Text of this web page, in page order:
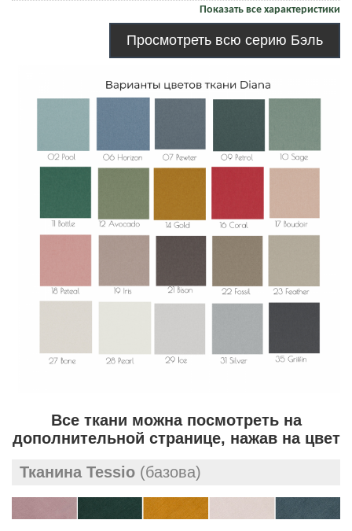
Показать все характеристики
Просмотреть всю серию Бэль
Все ткани можна посмотреть на
дополнительной странице, нажав на цвет
Тканина Tessio (базова)